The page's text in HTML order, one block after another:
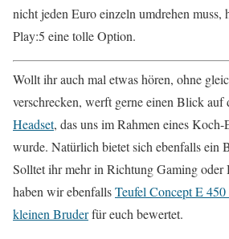
nicht jeden Euro einzeln umdrehen muss,
Play:5 eine tolle Option.
Wollt ihr auch mal etwas hören, ohne
verschrecken, werft gerne einen Blick auf
Headset, das uns im Rahmen eines Koch-
wurde. Natürlich bietet sich ebenfalls ein
Solltet ihr mehr in Richtung Gaming oder
haben wir ebenfallsTeufel Concept E
kleinen Bruderfür euch bewertet.